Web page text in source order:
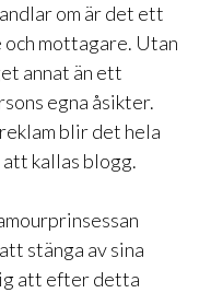
om är det ett
mottagare. Utan
annat än ett
egna åsikter.
blir det hela
kallas blogg.
stänga av sina
att efter detta